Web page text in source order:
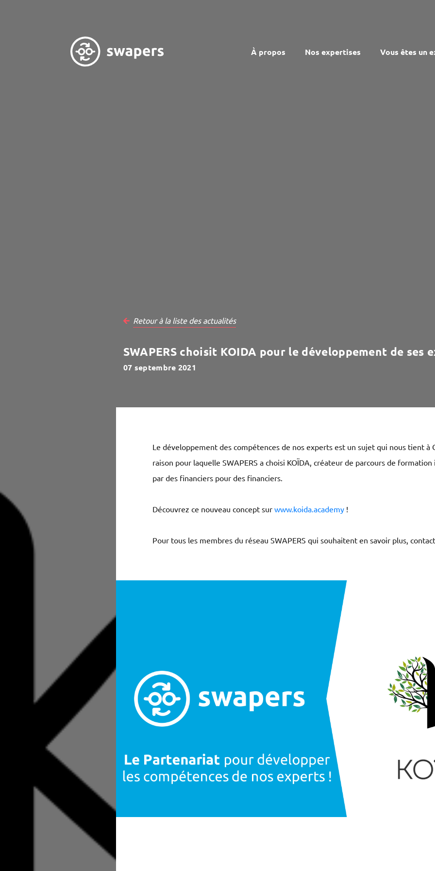
À propos Nos expertises Vous êtes un
Retour à la liste des actualités
SWAPERS choisit KOIDA pour le développement de ses
07 septembre 2021
Le développement des compétences de nos experts est un sujet qui nous tient à
raison pour laquelle SWAPERS a choisi KOÏDA, créateur de parcours de formation
par des financiers pour des financiers.
Découvrez ce nouveau concept sur www.koida.academy!
Pour tous les membres du réseau SWAPERS qui souhaitent en savoir plus,